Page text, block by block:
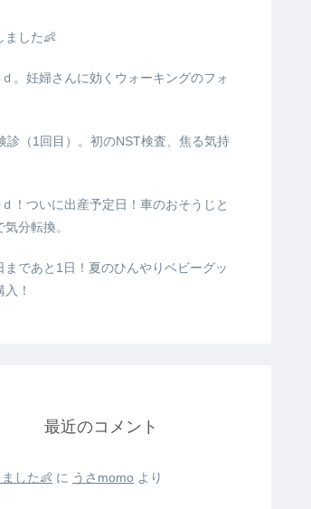
ました👶
。妊婦さんに効くウォーキングのフォ
診（1回目）。初のNST検査、焦る気持
！ついに出産予定日！車のおそうじと
分転換。
まであと1日！夏のひんやりベビーグッ
入！
最近のコメント
した👶 に うさmomo より